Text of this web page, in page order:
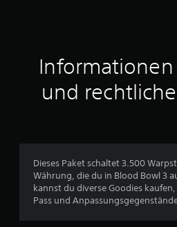
Informationen
und
Dieses Paket schaltet 3.500
Währung, die du in Blood Bowl 3
kannst du diverse Goodies
Pass und